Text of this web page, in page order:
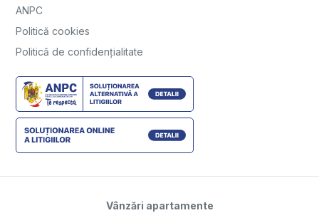
ANPC
Politică cookies
Politică de confidențialitate
Vânzări apartamente